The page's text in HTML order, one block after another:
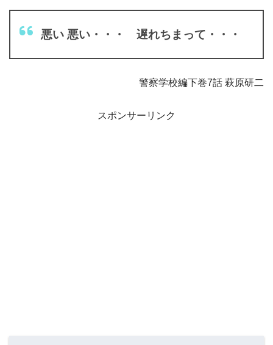
悪い 悪い・・・ 遅れちまって・・・
警察学校編下巻7話 萩原研二
スポンサーリンク